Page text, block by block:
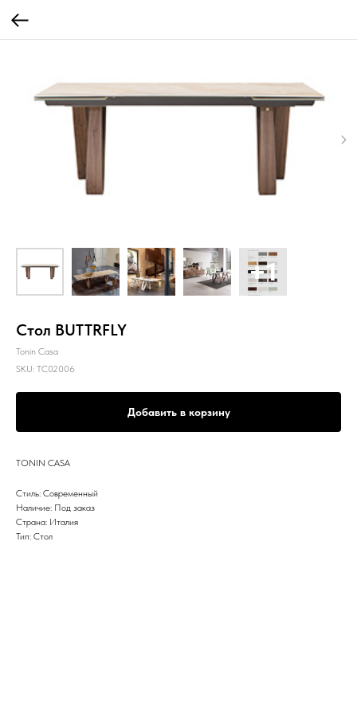
Cтол BUTTRFLY
Tonin Casa
SKU: TC02006
Добавить в корзину
TONIN CASA
Стиль: Современный
Наличие: Под заказ
Страна: Италия
Тип: Стол